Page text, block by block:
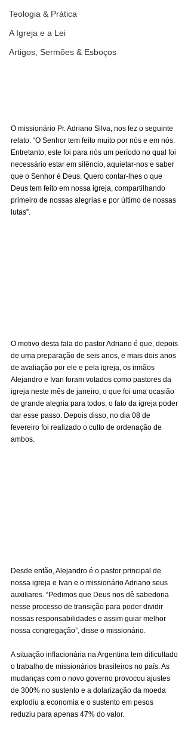
Teologia & Prática
A Igreja e a Lei
Artigos, Sermões & Esboços
O missionário Pr. Adriano Silva, nos fez o seguinte
relato: “O Senhor tem feito muito por nós e em nós.
Entretanto, este foi para nós um período no qual foi
necessário estar em silêncio, aquietar-nos e saber
que o Senhor é Deus. Quero contar-lhes o que
Deus tem feito em nossa igreja, compartilhando
primeiro de nossas alegrias e por último de nossas
lutas”.
O motivo desta fala do pastor Adriano é que, depois
de uma preparação de seis anos, e mais dois anos
de avaliação por ele e pela igreja, os irmãos
Alejandro e Ivan foram votados como pastores da
igreja neste mês de janeiro, o que foi uma ocasião
de grande alegria para todos, o fato da igreja poder
dar esse passo. Depois disso, no dia 08 de
fevereiro foi realizado o culto de ordenação de
ambos.
Desde então, Alejandro é o pastor principal de
nossa igreja e Ivan e o missionário Adriano seus
auxiliares. “Pedimos que Deus nos dê sabedoria
nesse processo de transição para poder dividir
nossas responsabilidades e assim guiar melhor
nossa congregação”, disse o missionário.
A situação inflacionária na Argentina tem dificultado
o trabalho de missionários brasileiros no país. As
mudanças com o novo governo provocou ajustes
de 300% no sustento e a dolarização da moeda
explodiu a economia e o sustento em pesos
reduziu para apenas 47% do valor.